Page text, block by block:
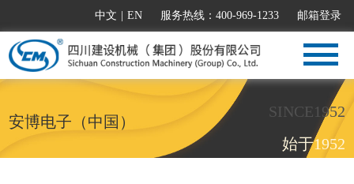
中文 EN 服务热线：400-969-1233 邮箱登录
安博电子（中国）
SINCE1952
始于1952